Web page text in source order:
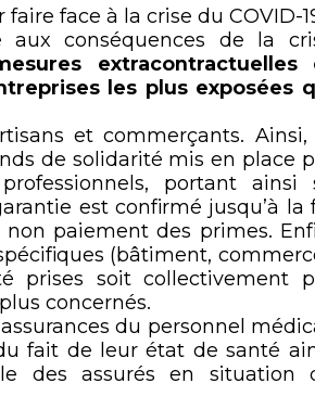
face à la crise du COVID-
aux conséquences de la
extracontractuelles
les plus exposées
et commerçants. Ainsi,
de solidarité mis en place
portant ainsi
est confirmé jusqu’à la
paiement des primes.
(bâtiment,
prises soit collectivement
concernés.
du personnel
fait de leur état de santé
des assurés en situation